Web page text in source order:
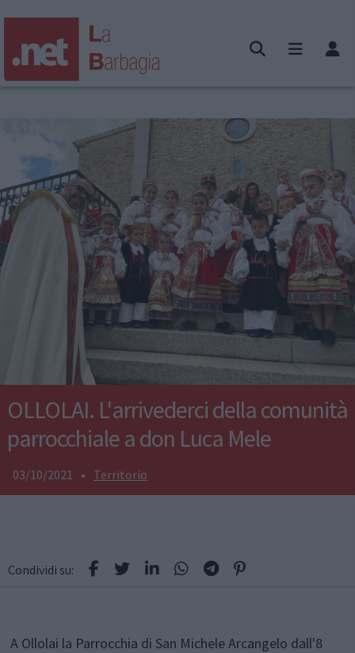
OLLOLAI. L'arrivederci della comunità
parrocchiale a don Luca Mele
03/10/2021 • Territorio
Condividi su:
A Ollolai la Parrocchia di San Michele Arcangelo dall'8